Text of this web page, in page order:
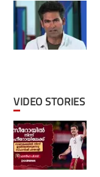
VIDEO STORIES